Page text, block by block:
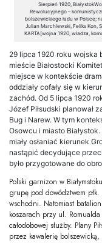
Sierpień 1920,
Rewolucyjnego –
bolszewickiego ładu w Polsce;
Julian Marchlewski, Feliks Kon,
KARTA[wojna 1920, władza,
29 lipca 1920 roku wojska
mieście Białostocki
miejsce w kontekście
oddziały cofały się w
zachód. Od 5 lipca 1920
Józef Piłsudski planował
Bug i Narew. W tym
Osowcu i miasto
miały osłaniać kierunek
nastąpić decydujące
było przygotowane do
Polski garnizon w
grupę pod dowództwem płk.
wschodni. Natomiast batalion
koszarach przy ul.
całodobowej służby. Plany
przez kawalerię